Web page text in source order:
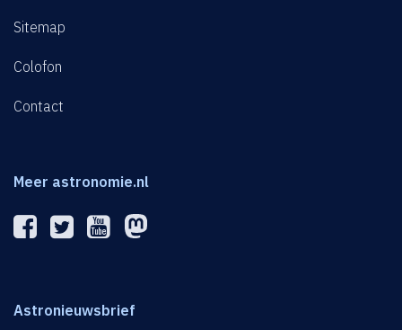
Sitemap
Colofon
Contact
Meer astronomie.nl
Astronieuwsbrief